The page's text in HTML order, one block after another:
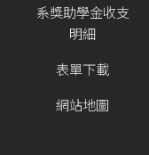
系獎助學金收支
明細
表單下載
網站地圖